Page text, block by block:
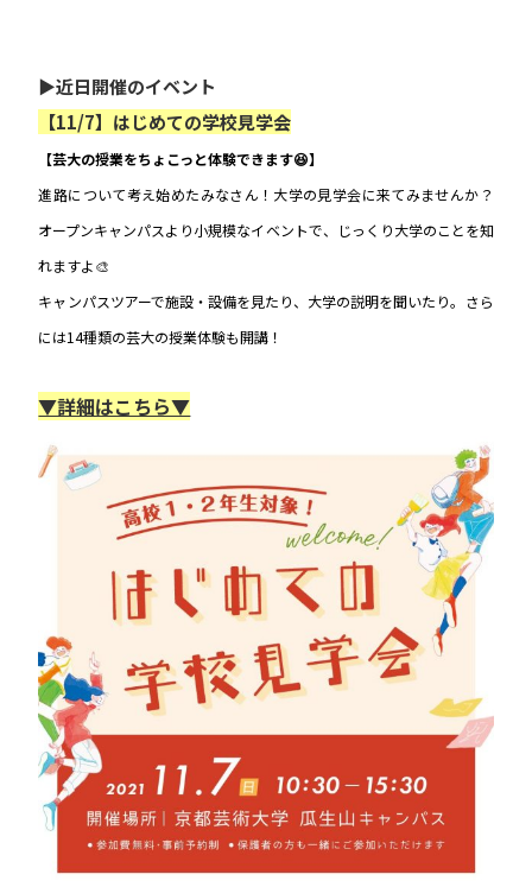
▶近日開催のイベント
【11/7】はじめての学校見学会
【芸大の授業をちょこっと体験できます😆】
進路について考え始めたみなさん！大学の見学会に来てみませんか？
オープンキャンパスより小規模なイベントで、じっくり大学のことを知
れますよ🎨
キャンパスツアーで施設・設備を見たり、大学の説明を聞いたり。さら
には14種類の芸大の授業体験も開講！
▼詳細はこちら▼